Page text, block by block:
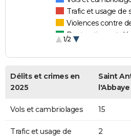
Trafic et usage de
Violences contre
Destructions et
1/2
Délits et crimes en
2025
Saint
l'Abbaye
Vols et cambriolages 15
Trafic et usage de
2